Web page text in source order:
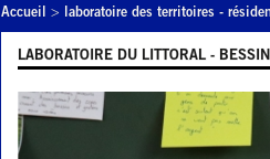
Accueil > laboratoire des territoires -
LABORATOIRE DU LITTORAL - BESSIN